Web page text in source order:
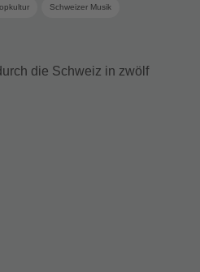
Schweizer Musik